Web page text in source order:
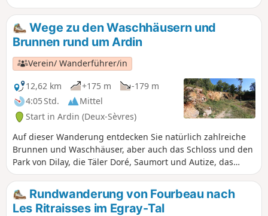
Wege zu den Waschhäusern und
Brunnen rund um Ardin
Verein/ Wanderführer/in
12,62 km
+175 m
-179 m
4:05 Std.
Mittel
Start in Ardin (Deux-Sèvres)
Auf dieser Wanderung entdecken Sie natürlich zahlreiche
Brunnen und Waschhäuser, aber auch das Schloss und den
Park von Dilay, die Täler Doré, Saumort und Autize, das
Wohnhaus und den Taubenschlag von Pouzay, das
Arboretum von Chaillot und vielleicht sogar... La Galipote.
Rundwanderung von Fourbeau nach
Les Ritraisses im Egray-Tal